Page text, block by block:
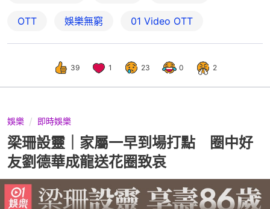
OTT 娛樂無窮 01‌ ‌Video‌ ‌OTT
39 1 23 0 2
娛樂 即時娛樂
梁珊設靈｜家屬一早到場打點 圈中好
友劉德華成龍送花圈致哀